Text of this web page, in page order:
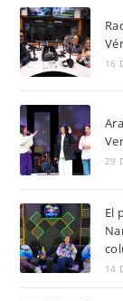
16
29
El
14